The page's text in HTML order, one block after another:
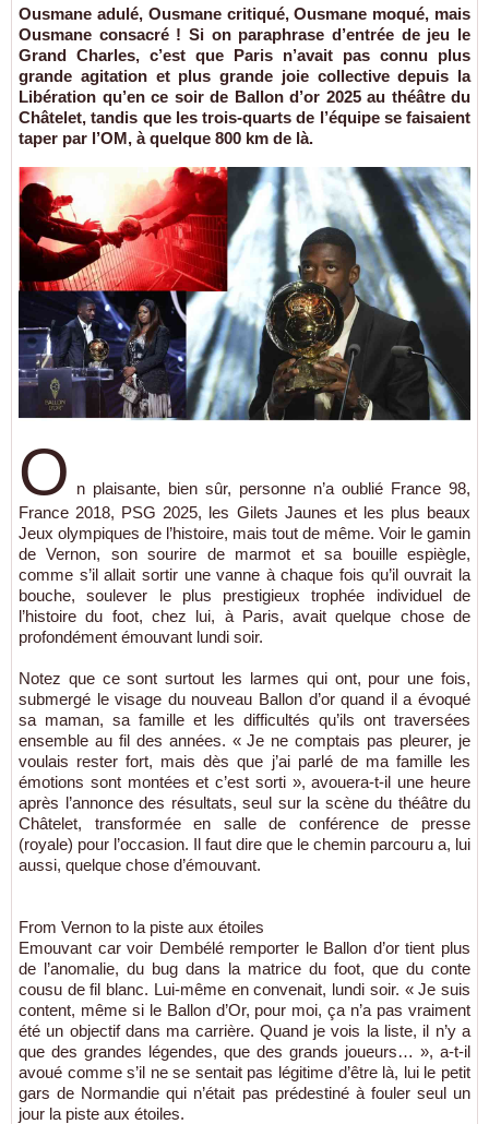
Ousmane adulé, Ousmane critiqué, Ousmane moqué, mais
Ousmane consacré ! Si on paraphrase d’entrée de jeu le
Grand Charles, c’est que Paris n’avait pas connu plus
grande agitation et plus grande joie collective depuis la
Libération qu’en ce soir de Ballon d’or 2025 au théâtre du
Châtelet, tandis que les trois-quarts de l’équipe se faisaient
taper par l’OM, à quelque 800 km de là.
O n plaisante, bien sûr, personne n’a oublié France 98,
France 2018, PSG 2025, les Gilets Jaunes et les plus beaux
Jeux olympiques de l’histoire, mais tout de même. Voir le gamin
de Vernon, son sourire de marmot et sa bouille espiègle,
comme s’il allait sortir une vanne à chaque fois qu’il ouvrait la
bouche, soulever le plus prestigieux trophée individuel de
l’histoire du foot, chez lui, à Paris, avait quelque chose de
profondément émouvant lundi soir.
Notez que ce sont surtout les larmes qui ont, pour une fois,
submergé le visage du nouveau Ballon d’or quand il a évoqué
sa maman, sa famille et les difficultés qu’ils ont traversées
ensemble au fil des années. « Je ne comptais pas pleurer, je
voulais rester fort, mais dès que j’ai parlé de ma famille les
émotions sont montées et c’est sorti », avouera-t-il une heure
après l’annonce des résultats, seul sur la scène du théâtre du
Châtelet, transformée en salle de conférence de presse
(royale) pour l’occasion. Il faut dire que le chemin parcouru a, lui
aussi, quelque chose d’émouvant.
From Vernon to la piste aux étoiles
Emouvant car voir Dembélé remporter le Ballon d’or tient plus
de l’anomalie, du bug dans la matrice du foot, que du conte
cousu de fil blanc. Lui-même en convenait, lundi soir. « Je suis
content, même si le Ballon d’Or, pour moi, ça n’a pas vraiment
été un objectif dans ma carrière. Quand je vois la liste, il n’y a
que des grandes légendes, que des grands joueurs… », a-t-il
avoué comme s’il ne se sentait pas légitime d’être là, lui le petit
gars de Normandie qui n’était pas prédestiné à fouler seul un
jour la piste aux étoiles.